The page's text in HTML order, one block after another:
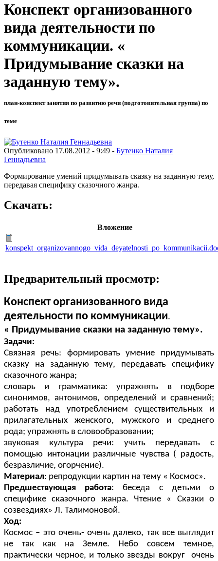
Конспект организованного
вида деятельности по
коммуникации. «
Придумывание сказки на
заданную тему».
план-конспект занятия по развитию речи (подготовительная группа) по
теме
Опубликовано 17.08.2012 - 9:49 - Бутенко Наталия
Геннадьевна
Формирование умений придумывать сказку на заданную тему,
передавая специфику сказочного жанра.
Скачать:
Вложение
Предварительный просмотр:
Конспект организованного вида
деятельности по коммуникации.
« Придумывание сказки на заданную тему».
Задачи:
Связная речь: формировать умение придумывать
сказку на заданную тему, передавать специфику
сказочного жанра;
словарь и грамматика: упражнять в подборе
синонимов, антонимов, определений и сравнений;
работать над употреблением существительных и
прилагательных женского, мужского и среднего
рода; упражнять в словообразовании;
звуковая культура речи: учить передавать с
помощью интонации различные чувства ( радость,
безразличие, огорчение).
Материал: репродукции картин на тему « Космос».
Предшествующая работа: беседа с детьми о
специфике сказочного жанра. Чтение « Сказки о
созвездиях» Л. Талимоновой.
Ход:
Космос – это очень- очень далеко, так все выглядит
не так как на Земле. Небо совсем темное,
практически черное, и только звезды вокруг очень